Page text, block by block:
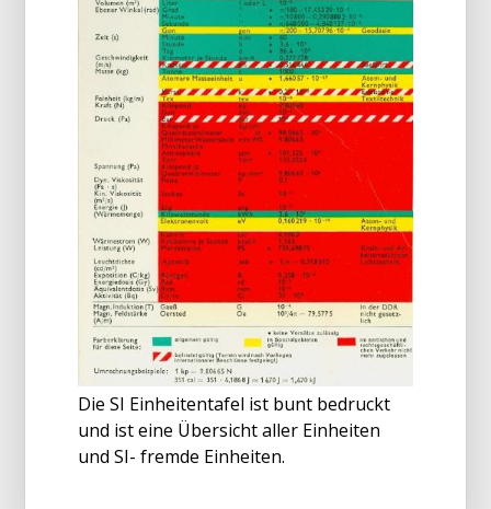
Die SI Einheitentafel ist bunt bedruckt
und ist eine Übersicht aller Einheiten
und SI- fremde Einheiten.